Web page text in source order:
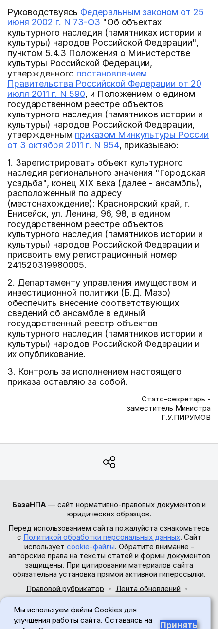
Руководствуясь Федеральным законом от 25
июня 2002 г. N 73-ФЗ "Об объектах
культурного наследия (памятниках истории и
культуры) народов Российской Федерации",
пунктом 5.4.3 Положения о Министерстве
культуры Российской Федерации,
утвержденного постановлением
Правительства Российской Федерации от 20
июля 2011 г. N 590, и Положением о едином
государственном реестре объектов
культурного наследия (памятников истории и
культуры) народов Российской Федерации,
утвержденным приказом Минкультуры России
от 3 октября 2011 г. N 954, приказываю:
1. Зарегистрировать объект культурного
наследия регионального значения "Городская
усадьба", конец XIX века (далее - ансамбль),
расположенный по адресу
(местонахождение): Красноярский край, г.
Енисейск, ул. Ленина, 96, 98, в едином
государственном реестре объектов
культурного наследия (памятников истории и
культуры) народов Российской Федерации и
присвоить ему регистрационный номер
241520319980005.
2. Департаменту управления имуществом и
инвестиционной политики (Б.Д. Мазо)
обеспечить внесение соответствующих
сведений об ансамбле в единый
государственный реестр объектов
культурного наследия (памятников истории и
культуры) народов Российской Федерации и
их опубликование.
3. Контроль за исполнением настоящего
приказа оставляю за собой.
Статс-секретарь -
заместитель Министра
Г.У.ПИРУМОВ
БазаНПА — сайт нормативно-правовых документов и
юридических образцов.
Перед использованием сайта пожалуйста ознакомьтесь
с Политикой обработки персональных данных. Сайт
использует cookie-файлы. Обратите внимание -
авторские права на тексты статей и формы документов
защищены. При цитировании материалов сайта
обязательна установка прямой активной гиперссылки.
Правовой рубрикатор
Лента обновлений
© 2017-2026
Мы используем файлы Cookies для
улучшения работы сайта. Оставаясь на
Принять